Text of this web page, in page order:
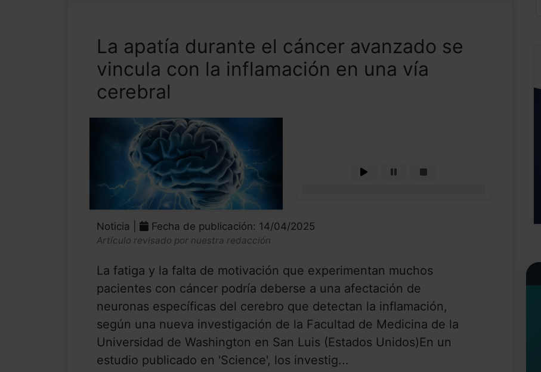
La apatía durante el cáncer avanzado se
vincula con la inflamación en una vía
cerebral
Noticia | Fecha de publicación: 14/04/2025
Artículo revisado por nuestra redacción
La fatiga y la falta de motivación que experimentan muchos
pacientes con cáncer podría deberse a una afectación de
neuronas específicas del cerebro que detectan la inflamación,
según una nueva investigación de la Facultad de Medicina de la
Universidad de Washington en San Luis (Estados Unidos)En un
estudio publicado en 'Science', los investig...